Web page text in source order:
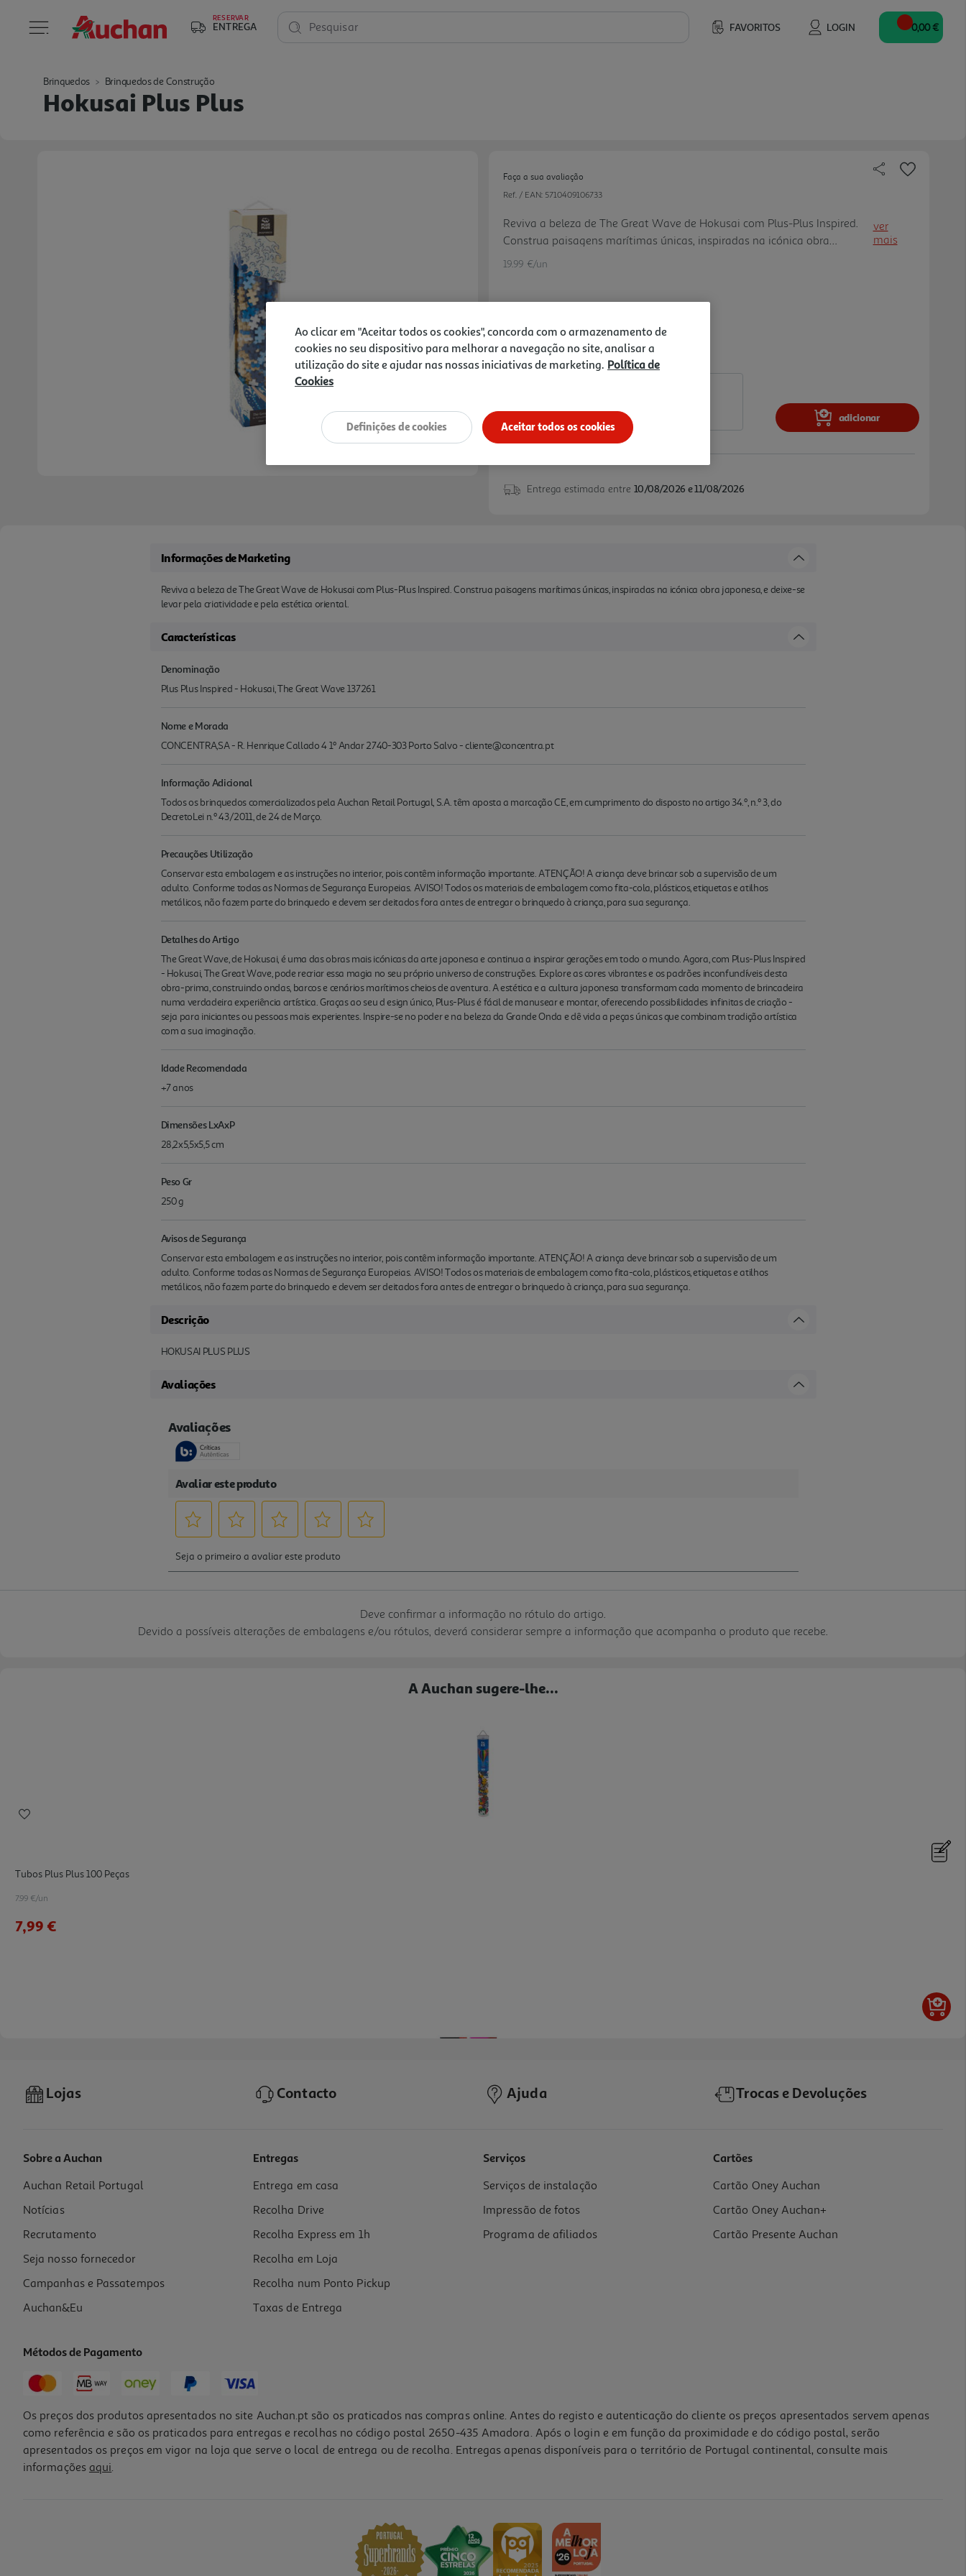
RESERVAR
ENTREGA FAVORITOS LOGIN
Pesquisar 0,00 €
Brinquedos Brinquedos de Construção
Hokusai Plus Plus
Faça a sua avaliação
Ref. / EAN: 5710409106733
Reviva a beleza de The Great Wave de Hokusai com Plus-Plus Inspired.
Construa paisagens marítimas únicas, inspiradas na icónica obra
japonesa, e deixe-se levar pela criatividade e pela estética oriental.
ver
mais
19.99 €/un
19,99 €
Notas de preparação
adicionar
Entrega estimada entre 10/08/2026 e 11/08/2026
Informações de Marketing
Reviva a beleza de The Great Wave de Hokusai com Plus-Plus Inspired. Construa paisagens marítimas únicas, inspiradas na icónica obra japonesa, e deixe-se
levar pela criatividade e pela estética oriental.
Características
Denominação
Plus Plus Inspired - Hokusai, The Great Wave 137261
Nome e Morada
CONCENTRA,SA - R. Henrique Callado 4 1º Andar 2740-303 Porto Salvo - cliente@concentra.pt
Informação Adicional
Todos os brinquedos comercializados pela Auchan Retail Portugal, S.A. têm aposta a marcação CE, em cumprimento do disposto no artigo 34.º, n.º 3, do
DecretoLei n.º 43/2011, de 24 de Março.
Precauções Utilização
Conservar esta embalagem e as instruções no interior, pois contêm informação importante. ATENÇÃO! A criança deve brincar sob a supervisão de um
adulto. Conforme todas as Normas de Segurança Europeias. AVISO! Todos os materiais de embalagem como fita-cola, plásticos, etiquetas e atilhos
metálicos, não fazem parte do brinquedo e devem ser deitados fora antes de entregar o brinquedo à criança, para sua segurança.
Detalhes do Artigo
The Great Wave, de Hokusai, é uma das obras mais icónicas da arte japonesa e continua a inspirar gerações em todo o mundo. Agora, com Plus-Plus Inspired
- Hokusai, The Great Wave, pode recriar essa magia no seu próprio universo de construções. Explore as cores vibrantes e os padrões inconfundíveis desta
obra-prima, construindo ondas, barcos e cenários marítimos cheios de aventura. A estética e a cultura japonesa transformam cada momento de brincadeira
numa verdadeira experiência artística. Graças ao seu d esign único, Plus-Plus é fácil de manusear e montar, oferecendo possibilidades infinitas de criação -
seja para iniciantes ou pessoas mais experientes. Inspire-se no poder e na beleza da Grande Onda e dê vida a peças únicas que combinam tradição artística
com a sua imaginação.
Idade Recomendada
+7 anos
Dimensões LxAxP
28,2x5,5x5,5 cm
Peso Gr
250 g
Avisos de Segurança
Conservar esta embalagem e as instruções no interior, pois contêm informação importante. ATENÇÃO! A criança deve brincar sob a supervisão de um
adulto. Conforme todas as Normas de Segurança Europeias. AVISO! Todos os materiais de embalagem como fita-cola, plásticos, etiquetas e atilhos
metálicos, não fazem parte do brinquedo e devem ser deitados fora antes de entregar o brinquedo à criança, para sua segurança.
Descrição
HOKUSAI PLUS PLUS
Avaliações
Deve confirmar a informação no rótulo do artigo.
Devido a possíveis alterações de embalagens e/ou rótulos, deverá considerar sempre a informação que acompanha o produto que recebe.
A Auchan sugere-lhe...
Tubos Plus Plus 100 Peças
7.99 €/un
7,99 €
Base Para Blocos De Construção 40x40x0.4cm Cores Sortidas
5.99 €/un
5,99 €
Lojas Contacto Ajuda Trocas e Devoluções
Sobre a Auchan
Auchan Retail Portugal
Notícias
Recrutamento
Seja nosso fornecedor
Campanhas e Passatempos
Auchan&Eu
Entregas
Entrega em casa
Recolha Drive
Recolha Express em 1h
Recolha em Loja
Recolha num Ponto Pickup
Taxas de Entrega
Serviços
Serviços de instalação
Impressão de fotos
Programa de afiliados
Cartões
Cartão Oney Auchan
Cartão Oney Auchan+
Cartão Presente Auchan
Métodos de Pagamento
Os preços dos produtos apresentados no site Auchan.pt são os praticados nas compras online. Antes do registo e autenticação do cliente os preços apresentados servem apenas
como referência e são os praticados para entregas e recolhas no código postal 2650-435 Amadora. Após o login e em função da proximidade e do código postal, serão
apresentados os preços em vigor na loja que serve o local de entrega ou de recolha. Entregas apenas disponíveis para o território de Portugal continental, consulte mais
informações aqui.
Ao clicar em "Aceitar todos os cookies", concorda com o armazenamento de
cookies no seu dispositivo para melhorar a navegação no site, analisar a
utilização do site e ajudar nas nossas iniciativas de marketing. Política de
Cookies
Aceitar todos os cookies
Definições de cookies